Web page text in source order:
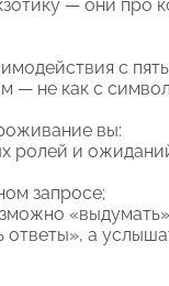
— они про
с
— не как с
вы:
ролей и
запросе;
ответы», а